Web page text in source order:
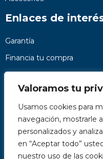
Valoramos tu
Usamos cookies para
navegación, mostrarle
personalizados y
en “Aceptar todo”
nuestro uso de las
Enlaces de
Garantía
Financia tu compra
Preguntas frecuentes
Nosotros
Contacto
Páginas legales
Kit Digital